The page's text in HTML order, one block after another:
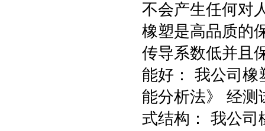
不会产生任何对
橡塑是高品质的
传导系数低并且
能好： 我公司橡
能分析法》 经测
式结构： 我公司